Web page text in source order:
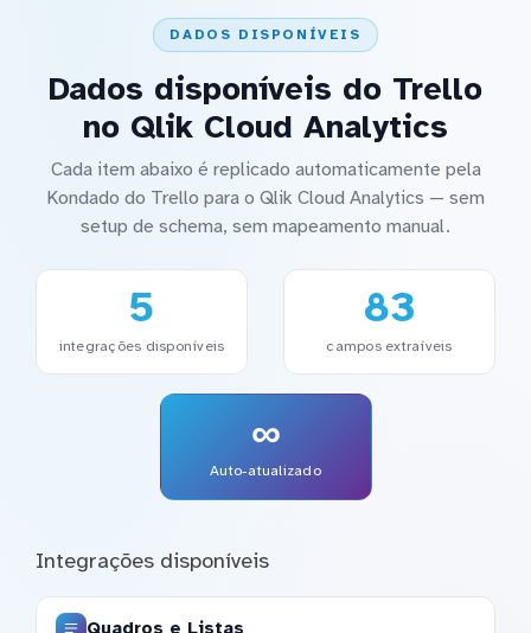
DADOS DISPONÍVEIS
Dados disponíveis do Trello
no Qlik Cloud Analytics
Cada item abaixo é replicado automaticamente pela
Kondado do Trello para o Qlik Cloud Analytics — sem
setup de schema, sem mapeamento manual.
5
integrações disponíveis
83
campos extraíveis
∞
Auto-atualizado
Integrações disponíveis
Quadros e Listas